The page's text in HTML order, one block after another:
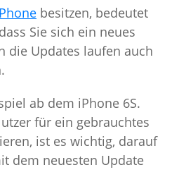
besitzen, bedeutet
Sie sich ein neues
die Updates laufen auch
ab dem iPhone 6S.
für ein gebrauchtes
ist es wichtig, darauf
dem neuesten Update